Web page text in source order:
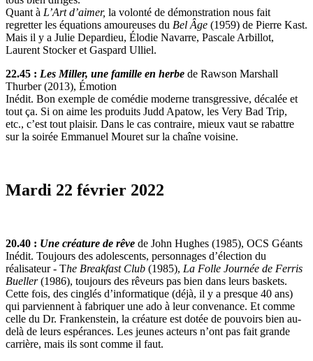
Quant à L’Art d’aimer, la volonté de démonstration nous fait
regretter les équations amoureuses du Bel Âge (1959) de Pierre Kast.
Mais il y a Julie Depardieu, Élodie Navarre, Pascale Arbillot,
Laurent Stocker et Gaspard Ulliel.
22.45 : Les Miller, une famille en herbe de Rawson Marshall
Thurber (2013), Émotion
Inédit. Bon exemple de comédie moderne transgressive, décalée et
tout ça. Si on aime les produits Judd Apatow, les Very Bad Trip,
etc., c’est tout plaisir. Dans le cas contraire, mieux vaut se rabattre
sur la soirée Emmanuel Mouret sur la chaîne voisine.
Mardi 22 février 2022
20.40 : Une créature de rêve de John Hughes (1985), OCS Géants
Inédit. Toujours des adolescents, personnages d’élection du
réalisateur - The Breakfast Club (1985), La Folle Journée de Ferris
Bueller(1986), toujours des rêveurs pas bien dans leurs baskets.
Cette fois, des cinglés d’informatique (déjà, il y a presque 40 ans)
qui parviennent à fabriquer une ado à leur convenance. Et comme
celle du Dr. Frankenstein, la créature est dotée de pouvoirs bien au-
delà de leurs espérances. Les jeunes acteurs n’ont pas fait grande
carrière, mais ils sont comme il faut.